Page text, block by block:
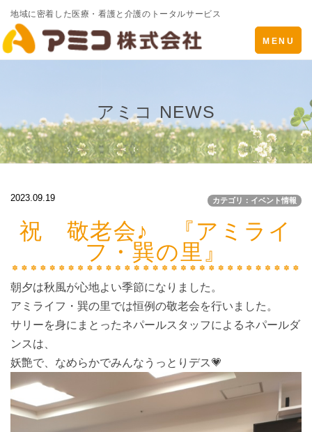
地域に密着した医療・看護と介護のトータルサービス
Toggle
MENU
アミコ NEWS
2023.09.19 カテゴリ：イベント情報
祝 敬老会♪ 『アミライ
フ・巽の里』
朝夕は秋風が心地よい季節になりました。
アミライフ・巽の里では恒例の敬老会を行いました。
サリーを身にまとったネパールスタッフによるネパールダ
ンスは、
妖艶で、なめらかでみんなうっとりデス💗